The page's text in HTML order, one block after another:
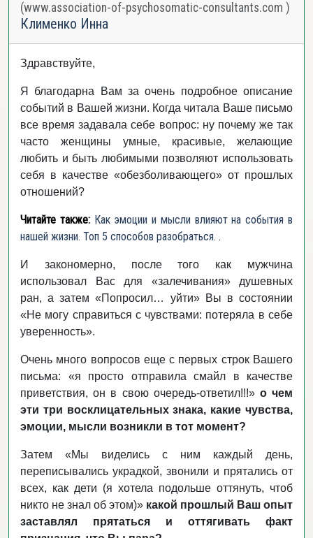
(www.association-of-psychosomatic-consultants.com )
Клименко Инна
Здравствуйте,
Я благодарна Вам за очень подробное описание
событий в Вашей жизни. Когда читала Ваше письмо
все время задавала себе вопрос: ну почему же так
часто женщины умные, красивые, желающие
любить и быть любимыми позволяют использовать
себя в качестве «обезболивающего» от прошлых
отношений?
Читайте также: Как эмоции и мысли влияют на события в
нашей жизни. Топ 5 способов разобраться. .
И закономерно, после того как мужчина
использовал Вас для «залечивания» душевных
ран, а затем «Попросил… уйти» Вы в состоянии
«Не могу справиться с чувствами: потеряла в себе
уверенность».
Очень много вопросов еще с первых строк Вашего
письма: «я просто отправила смайл в качестве
приветствия, он в свою очередь-ответил!!!» о чем
эти три восклицательных знака, какие чувства,
эмоции, мысли возникли в тот момент?
Затем «Мы виделись с ним каждый день,
переписывались украдкой, звонили и прятались от
всех, как дети (я хотела подольше оттянуть, чтоб
никто не знал об этом)» какой прошлый Ваш опыт
заставлял прятаться и оттягивать факт